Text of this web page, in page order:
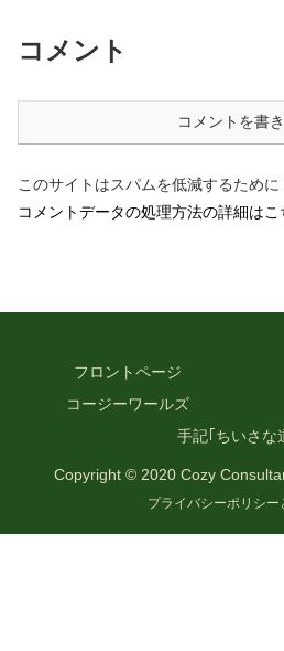
です。 その中には、岡山県倉
敷市の職員もいま.....
コメント
コメントを書
このサイトはスパムを低減するために
コメントデータの処理方法の詳細は
フロントページ
コージーワールズ
手記｢ちいさな
Copyright © 2020 Cozy
プライバシーポリシー